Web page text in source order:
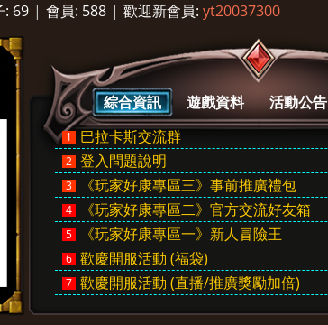
: 69 | 會員: 588 | 歡迎新會員: yt20037300
綜合資訊 遊戲資料 活動公告
1 巴拉卡斯交流群
2 登入問題說明
3 《玩家好康專區三》事前推廣禮包
4 《玩家好康專區二》官方交流好友箱
5 《玩家好康專區一》新人冒險王
6 歡慶開服活動 (福袋)
7 歡慶開服活動 (直播/推廣獎勵加倍)